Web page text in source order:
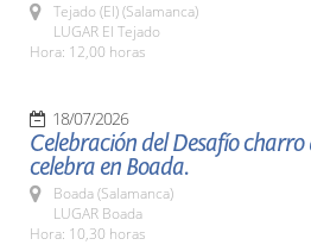
Tejado (El) (Salamanca)
LUGAR El Tejado
Hora: 12,00 horas
18/07/2026
Celebración del Desafío charro
celebra en Boada.
Boada (Salamanca)
LUGAR Boada
Hora: 10,30 horas